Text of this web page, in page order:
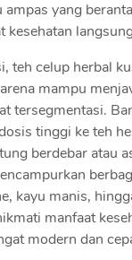
ampas yang
kesehatan
teh celup herbal
mampu
tersegmentasi.
tinggi ke teh
berdebar atau
kayu manis,
manfaat
modern dan